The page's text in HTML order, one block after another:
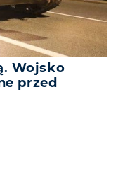
Wojsko
przed